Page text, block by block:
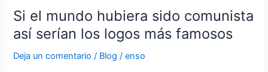
Si el mundo hubiera sido comunista
así serían los logos más famosos
Deja un comentario / Blog /enso
Si
mundo
hubiera